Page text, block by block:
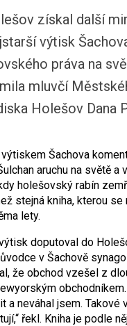
získal další
výtisk
práva na
mluvčí
Holešov Dana
Šachova
aruchu na světě a
holešovský rabín
stejná kniha, kterou se
lety.
doputoval do
v Šachově
že obchod vzešel z
a neváhal jsem. Takové
řekl. Kniha je podle